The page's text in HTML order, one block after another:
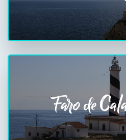
Faro de